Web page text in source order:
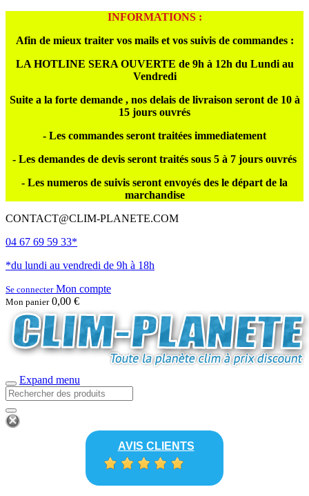
INFORMATIONS :
Afin de mieux traiter vos mails et vos suivis de commandes :
LA HOTLINE SERA OUVERTE de 9h à 12h du Lundi au
Vendredi
Suite a la forte demande , nos delais de livraison seront de 10 à
15 jours ouvrés
- Les commandes seront traitées immediatement
- Les demandes de devis seront traités sous 5 à 7 jours ouvrés
- Les numeros de suivis seront envoyés des le départ de la
marchandise
CONTACT@CLIM-PLANETE.COM
04 67 69 59 33*
*du lundi au vendredi de 9h à 18h
Se connecterMon compte
Mon panier 0,00 €
Expand menu
AVIS CLIENTS